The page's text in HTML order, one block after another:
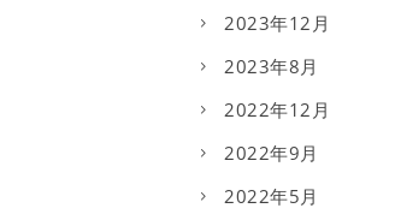
2023年12月
2023年8月
2022年12月
2022年9月
2022年5月